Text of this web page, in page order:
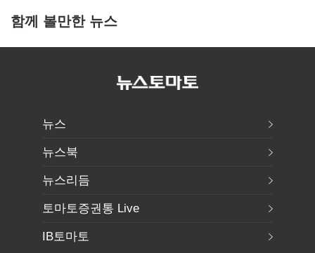
함께 볼만한 뉴스
뉴스
뉴스북
뉴스리듬
토마토증권통 Live
IB토마토